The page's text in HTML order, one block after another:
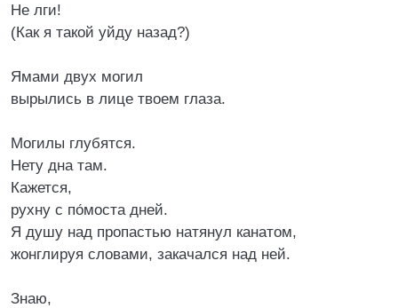
Не лги!
(Как я такой уйду назад?)
Ямами двух могил
вырылись в лице твоем глаза.
Могилы глубятся.
Нету дна там.
Кажется,
рухну с по́моста дней.
Я душу над пропастью натянул канатом,
жонглируя словами, закачался над ней.
Знаю,